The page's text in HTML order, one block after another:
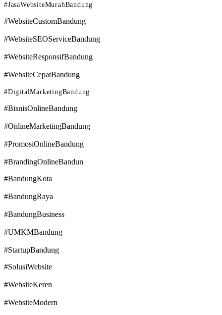
#JasaWebsiteMurahBandung
#WebsiteCustomBandung
#WebsiteSEOServiceBandung
#WebsiteResponsifBandung
#WebsiteCepatBandung
#DigitalMarketingBandung
#BisnisOnlineBandung
#OnlineMarketingBandung
#PromosiOnlineBandung
#BrandingOnlineBandun
#BandungKota
#BandungRaya
#BandungBusiness
#UMKMBandung
#StartupBandung
#SolusiWebsite
#WebsiteKeren
#WebsiteModern